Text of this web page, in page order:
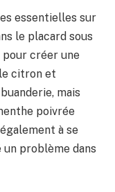
essentielles sur
le placard sous
pour créer une
citron et
mais
poivrée
à se
un problème dans